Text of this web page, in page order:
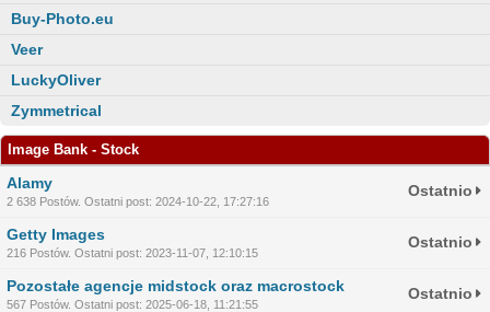
Buy-Photo.eu
Veer
LuckyOliver
Zymmetrical
Image Bank - Stock
Alamy
2 638 Postów. Ostatni post: 2024-10-22, 17:27:16
Ostatnio
Getty Images
216 Postów. Ostatni post: 2023-11-07, 12:10:15
Ostatnio
Pozostałe agencje midstock oraz macrostock
567 Postów. Ostatni post: 2025-06-18, 11:21:55
Ostatnio